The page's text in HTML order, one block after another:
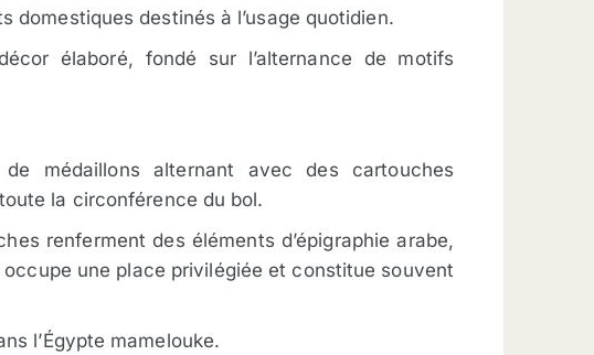
domestiques destinés à l’usage quotidien.
élaboré, fondé sur l’alternance de motifs
médaillons alternant avec des cartouches
la circonférence du bol.
renferment des éléments d’épigraphie arabe,
une place privilégiée et constitue souvent
l’Égypte mamelouke.